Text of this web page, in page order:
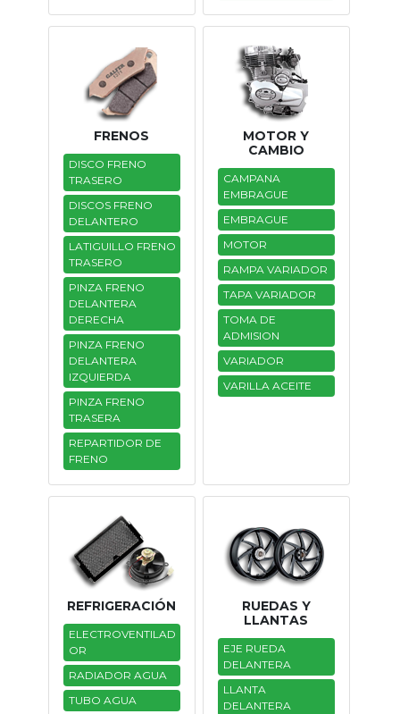
FRENOS
DISCO FRENO
TRASERO
DISCOS FRENO
DELANTERO
LATIGUILLO FRENO
TRASERO
PINZA FRENO
DELANTERA
DERECHA
PINZA FRENO
DELANTERA
IZQUIERDA
PINZA FRENO
TRASERA
REPARTIDOR DE
FRENO
MOTOR Y
CAMBIO
CAMPANA
EMBRAGUE
EMBRAGUE
MOTOR
RAMPA VARIADOR
TAPA VARIADOR
TOMA DE
ADMISION
VARIADOR
VARILLA ACEITE
REFRIGERACIÓN
ELECTROVENTILAD
OR
RADIADOR AGUA
TUBO AGUA
RUEDAS Y
LLANTAS
EJE RUEDA
DELANTERA
LLANTA
DELANTERA